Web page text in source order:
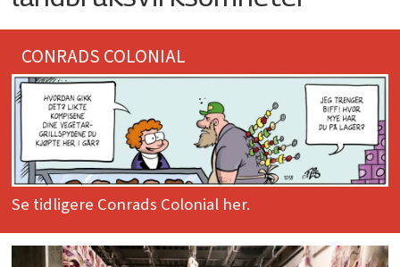
CONRADS COLONIAL
Se tidligere Conrads Colonial her.